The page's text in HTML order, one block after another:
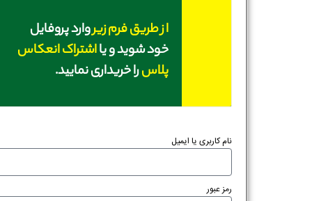
از طریق فرم زیروارد پروفایل
خود شوید و یااشتراک انعکاس
پلاسرا خریداری نمایید.
نام کاربری یا ایمیل
رمز عبور